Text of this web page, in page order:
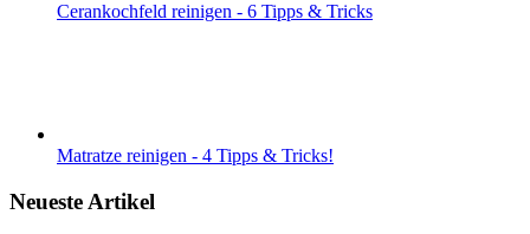
Cerankochfeld reinigen - 6 Tipps & Tricks
Matratze reinigen - 4 Tipps & Tricks!
Neueste Artikel